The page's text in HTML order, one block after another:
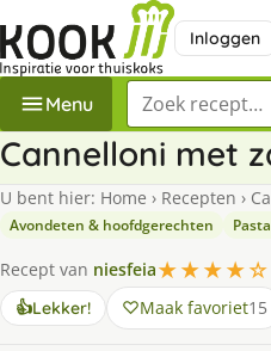
Inloggen
Menu Zoek een recept
Cannelloni met
U bent hier: Home › Recepten ›
Avondeten & hoofdgerechten
Recept van niesfeia★★★★☆
👍Lekker! Maak favoriet15